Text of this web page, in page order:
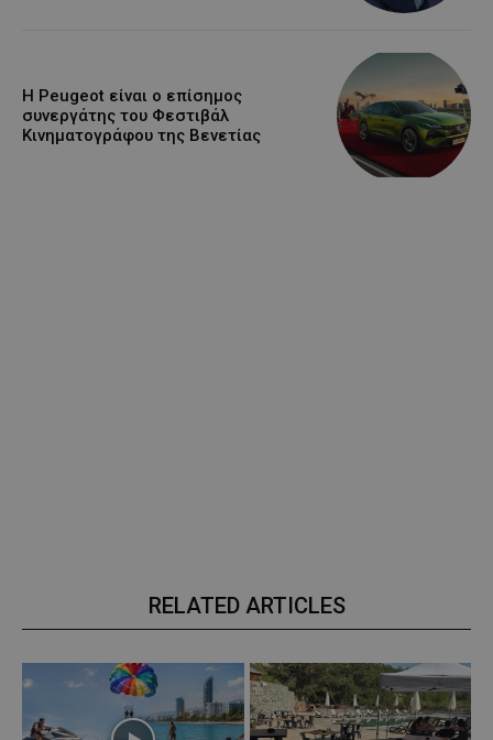
Η Peugeot είναι ο επίσημος
συνεργάτης του Φεστιβάλ
Κινηματογράφου της Βενετίας
RELATED ARTICLES